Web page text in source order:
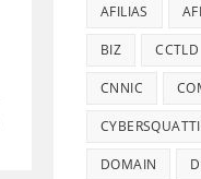
AFILIAS
BIZ CCTLD
CNNIC
DOMAIN